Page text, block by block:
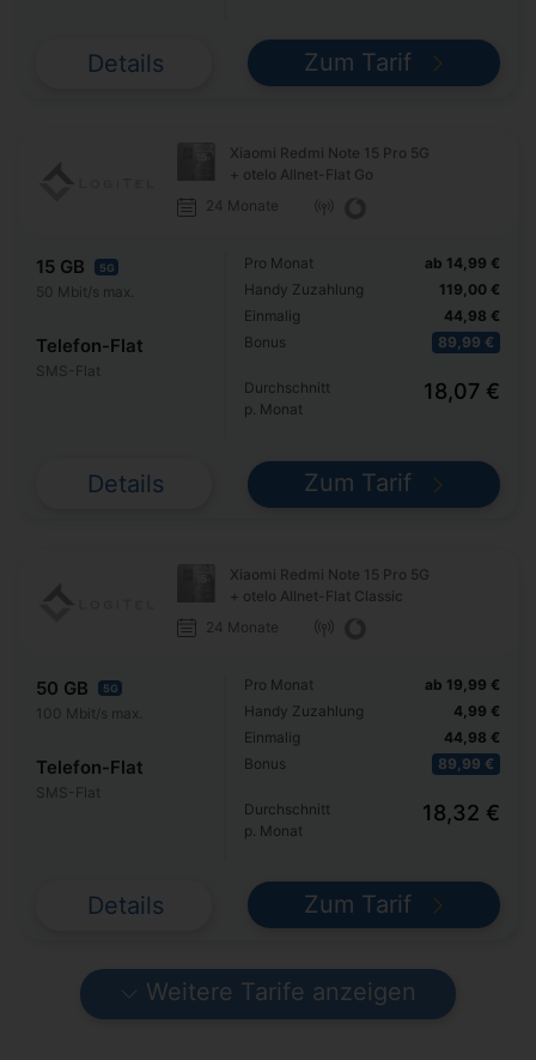
Details Zum Tarif
Xiaomi Redmi Note 15 Pro 5G
+ otelo Allnet-Flat Go
24 Monate
15 GB 5G
50 Mbit/s max.
Telefon-Flat
SMS-Flat
Pro Monat
Handy Zuzahlung
Einmalig
Bonus
ab 14,99 €
119,00 €
44,98 €
89,99 €
Durchschnitt
p. Monat
18,07 €
Details Zum Tarif
Xiaomi Redmi Note 15 Pro 5G
+ otelo Allnet-Flat Classic
24 Monate
50 GB 5G
100 Mbit/s max.
Telefon-Flat
SMS-Flat
Pro Monat
Handy Zuzahlung
Einmalig
Bonus
ab 19,99 €
4,99 €
44,98 €
89,99 €
Durchschnitt
p. Monat
18,32 €
Details Zum Tarif
Weitere Tarife anzeigen